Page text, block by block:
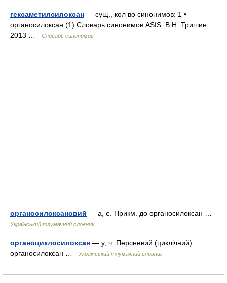
гексаметилсилоксан — сущ., кол во синонимов: 1 •
органосилоксан (1) Словарь синонимов ASIS. В.Н. Тришин.
2013 …
Словарь синонимов
органосилоксановий — а, е. Прикм. до органосилоксан …
Український тлумачний словник
органоциклосилоксан — у, ч. Персневий (циклічний)
органосилоксан …
Український тлумачний словник